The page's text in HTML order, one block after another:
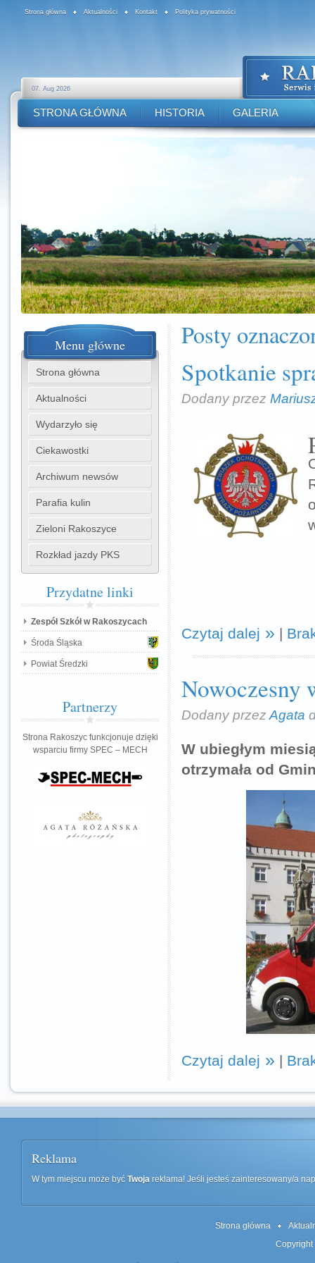
Strona główna Aktualności Kontakt Polityka prywatności
07. Aug 2026
STRONA GŁÓWNA HISTORIA GALERIA
Posty
Spotkanie
Dodany przez
Czytaj dalej |
Nowoczesny
Dodany przez Agata
W ubiegłym
otrzymała od
Czytaj dalej |
Menu główne
Strona główna
Aktualności
Wydarzyło się
Ciekawostki
Archiwum newsów
Parafia kulin
Zieloni Rakoszyce
Rozkład jazdy PKS
Przydatnelinki
Zespół Szkół w Rakoszycach
Środa Śląska
Powiat Średzki
Partnerzy
Strona Rakoszyc funkcjonuje dzięki
wsparciu firmy SPEC – MECH
Reklama
W tym miejscu może być Twoja reklama! Jeśli jesteś zainteresowany/a
Strona główna